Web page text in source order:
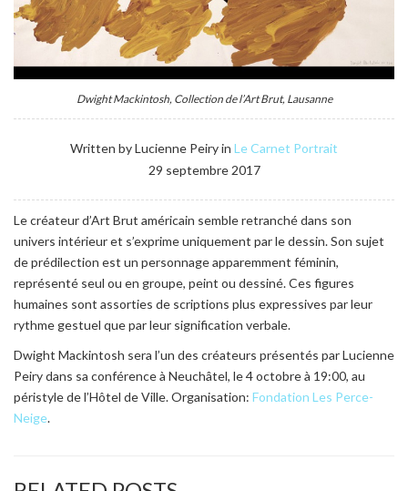
Dwight Mackintosh, Collection de l’Art Brut, Lausanne
Written by Lucienne Peiry in Le Carnet Portrait
29 septembre 2017
Le créateur d’Art Brut américain semble retranché dans son
univers intérieur et s’exprime uniquement par le dessin. Son sujet
de prédilection est un personnage apparemment féminin,
représenté seul ou en groupe, peint ou dessiné. Ces figures
humaines sont assorties de scriptions plus expressives par leur
rythme gestuel que par leur signification verbale.
Dwight Mackintosh sera l’un des créateurs présentés par Lucienne
Peiry dans sa conférence à Neuchâtel, le 4 octobre à 19:00, au
péristyle de l’Hôtel de Ville. Organisation: Fondation Les Perce-
Neige.